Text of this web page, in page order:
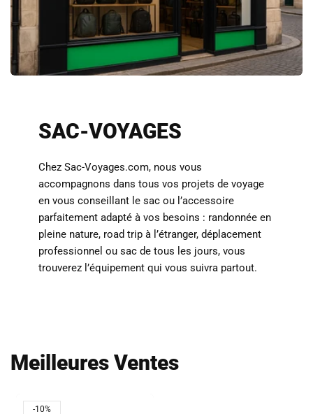
SAC-VOYAGES
Chez Sac-Voyages.com, nous vous
accompagnons dans tous vos projets de voyage
en vous conseillant le sac ou l’accessoire
parfaitement adapté à vos besoins : randonnée en
pleine nature, road trip à l’étranger, déplacement
professionnel ou sac de tous les jours, vous
trouverez l’équipement qui vous suivra partout.
Meilleures Ventes
-10%